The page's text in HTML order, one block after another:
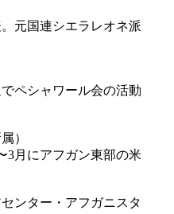
元国連シエラレオネ派
ペシャワール会の活動
）
3月にアフガン東部の米
ンター・アフガニスタ